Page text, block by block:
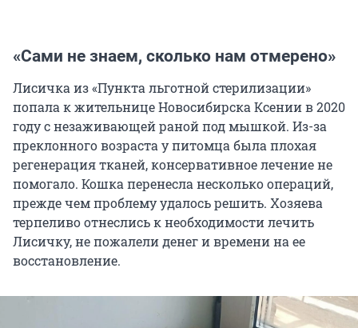
«Сами не знаем, сколько нам отмерено»
Лисичка из «Пункта льготной стерилизации»
попала к жительнице Новосибирска Ксении в 2020
году с незаживающей раной под мышкой. Из-за
преклонного возраста у питомца была плохая
регенерация тканей, консервативное лечение не
помогало. Кошка перенесла несколько операций,
прежде чем проблему удалось решить. Хозяева
терпеливо отнеслись к необходимости лечить
Лисичку, не пожалели денег и времени на ее
восстановление.